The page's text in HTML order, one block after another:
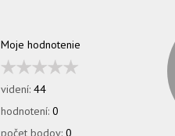
Moje hodnotenie
videní: 44
hodnotení: 0
počet bodov: 0